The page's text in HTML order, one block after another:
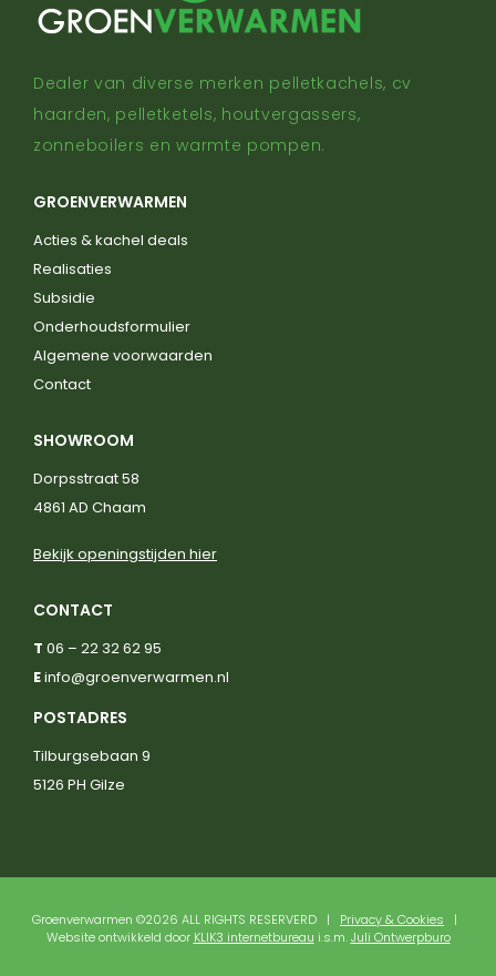
Dealer van diverse merken pelletkachels, cv
haarden, pelletketels, houtvergassers,
zonneboilers en warmte pompen.
GROENVERWARMEN
Acties & kachel deals
Realisaties
Subsidie
Onderhoudsformulier
Algemene voorwaarden
Contact
SHOWROOM
Dorpsstraat 58
4861 AD Chaam
Bekijk openingstijden hier
CONTACT
T 06 – 22 32 62 95
Einfo@groenverwarmen.nl
POSTADRES
Tilburgsebaan 9
5126 PH Gilze
Groenverwarmen ©2026 ALL RIGHTS RESERVERD | Privacy & Cookies |
Website ontwikkeld door KLIK3 internetbureau i.s.m.Juli Ontwerpburo